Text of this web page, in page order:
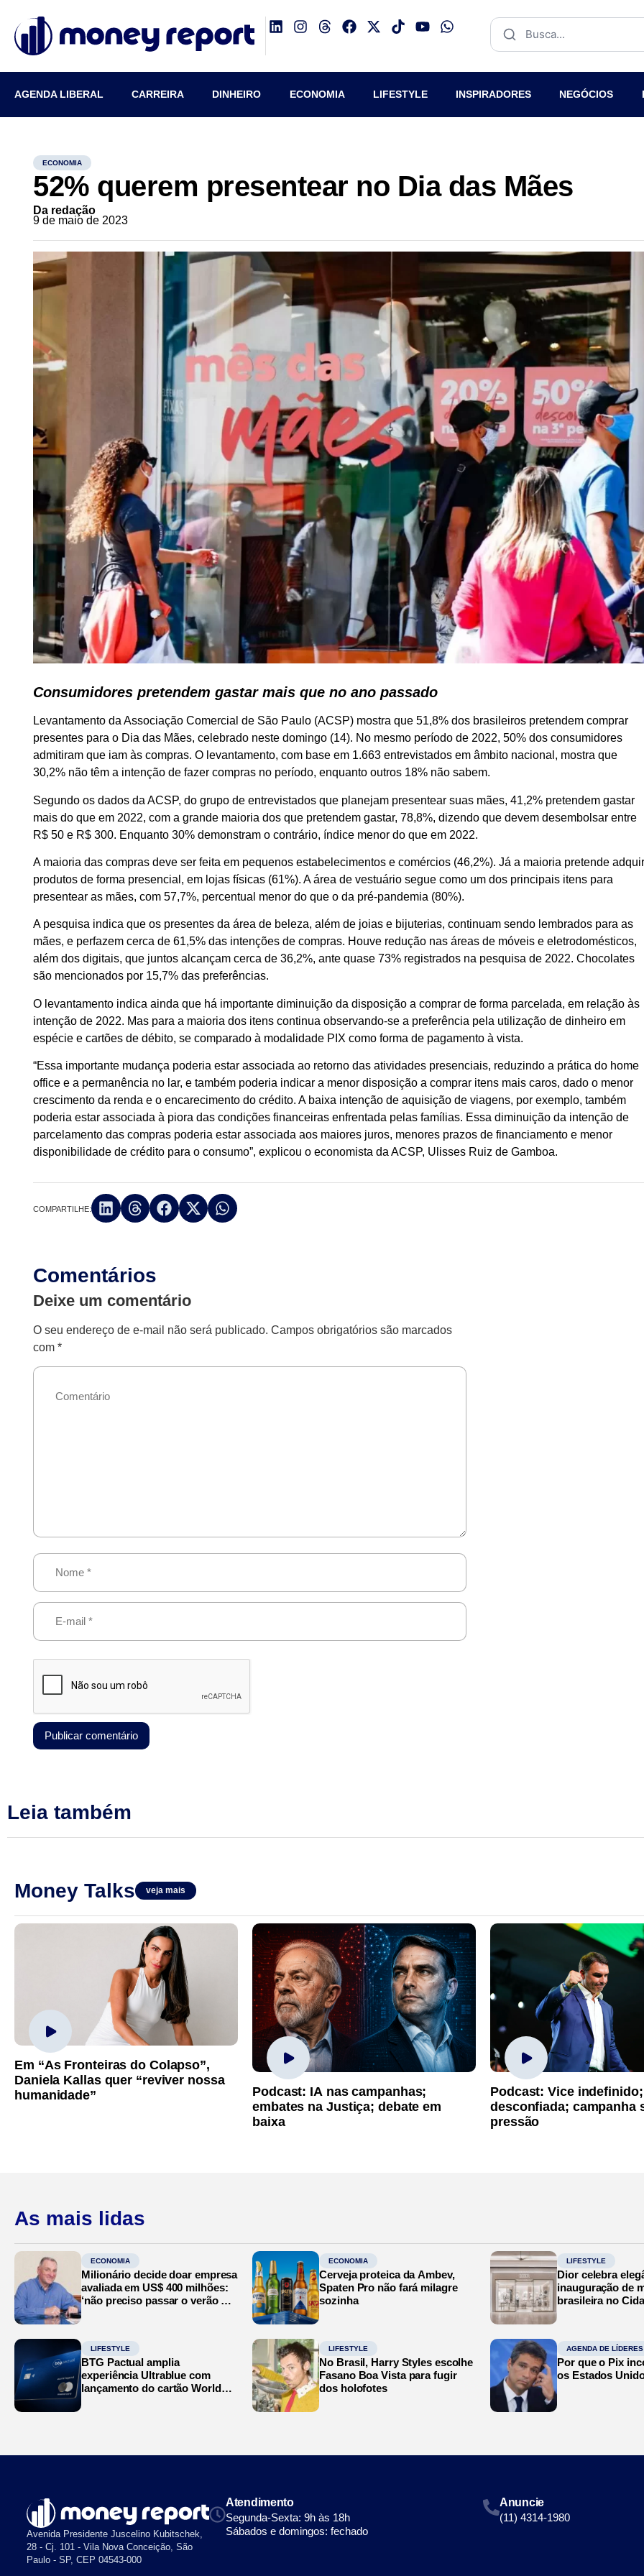
AGENDA LIBERAL CARREIRA DINHEIRO ECONOMIA LIFESTYLE INSPIRADORES NEGÓCIOS
ECONOMIA
52% querem presentear no Dia das Mães
Da redação
9 de maio de 2023
Consumidores pretendem gastar mais que no ano passado
Levantamento da Associação Comercial de São Paulo (ACSP) mostra que 51,8% dos brasileiros pretendem comprar
presentes para o Dia das Mães, celebrado neste domingo (14). No mesmo período de 2022, 50% dos consumidores
admitiram que iam às compras. O levantamento, com base em 1.663 entrevistados em âmbito nacional, mostra que
30,2% não têm a intenção de fazer compras no período, enquanto outros 18% não sabem.
Segundo os dados da ACSP, do grupo de entrevistados que planejam presentear suas mães, 41,2% pretendem gastar
mais do que em 2022, com a grande maioria dos que pretendem gastar, 78,8%, dizendo que devem desembolsar entre
R$ 50 e R$ 300. Enquanto 30% demonstram o contrário, índice menor do que em 2022.
A maioria das compras deve ser feita em pequenos estabelecimentos e comércios (46,2%). Já a maioria pretende
produtos de forma presencial, em lojas físicas (61%). A área de vestuário segue como um dos principais itens para
presentear as mães, com 57,7%, percentual menor do que o da pré-pandemia (80%).
A pesquisa indica que os presentes da área de beleza, além de joias e bijuterias, continuam sendo lembrados para as
mães, e perfazem cerca de 61,5% das intenções de compras. Houve redução nas áreas de móveis e eletrodomésticos,
além dos digitais, que juntos alcançam cerca de 36,2%, ante quase 73% registrados na pesquisa de 2022. Chocolates
são mencionados por 15,7% das preferências.
O levantamento indica ainda que há importante diminuição da disposição a comprar de forma parcelada, em relação às
intenção de 2022. Mas para a maioria dos itens continua observando-se a preferência pela utilização de dinheiro em
espécie e cartões de débito, se comparado à modalidade PIX como forma de pagamento à vista.
“Essa importante mudança poderia estar associada ao retorno das atividades presenciais, reduzindo a prática do home
office e a permanência no lar, e também poderia indicar a menor disposição a comprar itens mais caros, dado o menor
crescimento da renda e o encarecimento do crédito. A baixa intenção de aquisição de viagens, por exemplo, também
poderia estar associada à piora das condições financeiras enfrentada pelas famílias. Essa diminuição da intenção de
parcelamento das compras poderia estar associada aos maiores juros, menores prazos de financiamento e menor
disponibilidade de crédito para o consumo”, explicou o economista da ACSP, Ulisses Ruiz de Gamboa.
COMPARTILHE:
Comentários
Deixe um comentário
O seu endereço de e-mail não será publicado. Campos obrigatórios são marcados
com*
Leia também
Money Talks veja mais
Em “As Fronteiras do Colapso”,
Daniela Kallas quer “reviver nossa
humanidade”
Podcast: IA nas campanhas;
embates na Justiça; debate em
baixa
Podcast: Vice
desconfiada; campanha
pressão
As mais lidas
ECONOMIA
Milionário decide doar empresa
avaliada em US$ 400 milhões:
‘não preciso passar o verão no
ECONOMIA
Cerveja proteica da Ambev,
Spaten Pro não fará milagre
sozinha
LIFESTYLE
Dior celebra
inauguração de
brasileira no
LIFESTYLE
BTG Pactual amplia
experiência Ultrablue com
lançamento do cartão World
LIFESTYLE
No Brasil, Harry Styles escolhe
Fasano Boa Vista para fugir
dos holofotes
AGENDA DE LÍDERES
Por que o Pix
os Estados
Avenida Presidente Juscelino Kubitschek,
28 - Cj. 101 - Vila Nova Conceição, São
Paulo - SP, CEP 04543-000
Atendimento
Segunda-Sexta: 9h às 18h
Sábados e domingos: fechado
Anuncie
(11) 4314-1980